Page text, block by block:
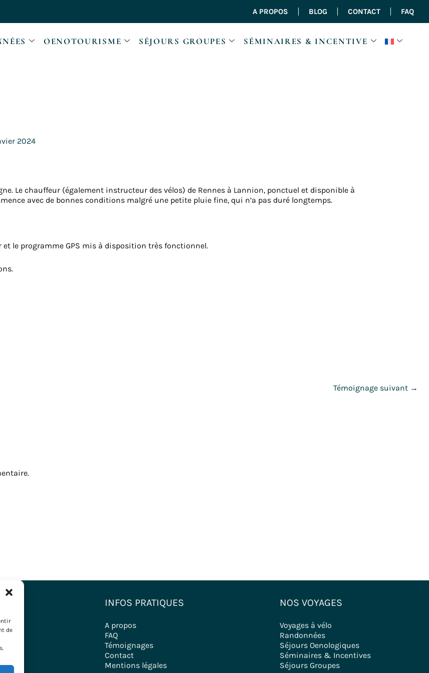
de
A PROPOS BLOG CONTACT FAQ
OENOTOURISME SÉJOURS GROUPES SÉMINAIRES & INCENTIVE
2024
Le chauffeur (également instructeur des vélos) de Rennes à Lannion, ponctuel et disponible à
avec de bonnes conditions malgré une petite pluie fine, qui n’a pas duré longtemps.
le programme GPS mis à disposition très fonctionnel.
Témoignage suivant →
INFOS PRATIQUES
A propos
FAQ
Témoignages
Contact
Mentions légales
NOS VOYAGES
Voyages à vélo
Randonnées
Séjours Oenologiques
Séminaires & Incentives
Séjours Groupes